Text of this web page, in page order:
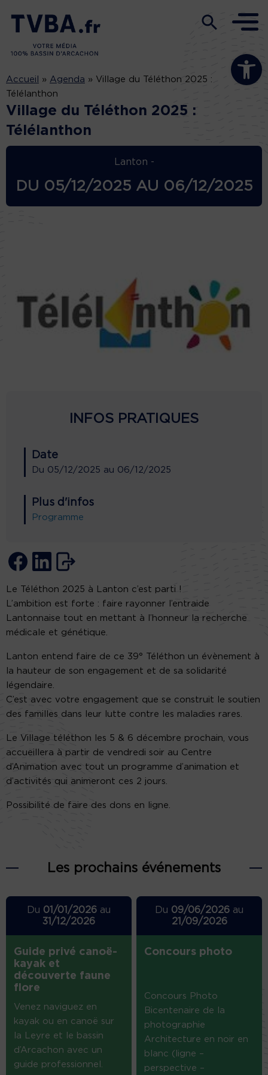
Ouvrir la
Accueil » Agenda » Village du Téléthon 2025 :
Télélanthon
Village du Téléthon 2025 :
Télélanthon
Lanton -
DU 05/12/2025AU 06/12/2025
INFOS PRATIQUES
Date
Du 05/12/2025 au 06/12/2025
Plus d'infos
Programme
Le Téléthon 2025 à Lanton c’est parti !
L’ambition est forte : faire rayonner l’entraide
Lantonnaise tout en mettant à l’honneur la recherche
médicale et génétique.
Lanton entend faire de ce 39° Téléthon un évènement à
la hauteur de son engagement et de sa solidarité
légendaire.
C’est avec votre engagement que se construit le soutien
des familles dans leur lutte contre les maladies rares.
Le Village téléthon les 5 & 6 décembre prochain, vous
accueillera à partir de vendredi soir au Centre
d’Animation avec tout un programme d’animation et
d’activités qui animeront ces 2 jours.
Possibilité de faire des dons en ligne.
Les prochains événements
Du 01/01/2026au
31/12/2026
Guide privé canoë-
kayak et
découverte faune
flore
Venez naviguez en
kayak ou en canoë sur
la Leyre et le bassin
d’Arcachon avec un
guide professionnel.
Du 09/06/2026 au
21/09/2026
Concours photo
Concours Photo
Bicentenaire de la
photographie
Architecture en noir en
blanc (ligne –
perspective –